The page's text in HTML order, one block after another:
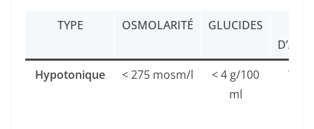
TYPE OSMOLARITÉ GLUCIDES
Hypotonique
< 275 mosm/l
< 4 g/100
ml